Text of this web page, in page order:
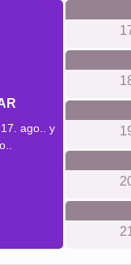
a cualquier
recuerdo de fin de
reunión familiar,
sería recibir algo
para los
la vida.
Crear collage